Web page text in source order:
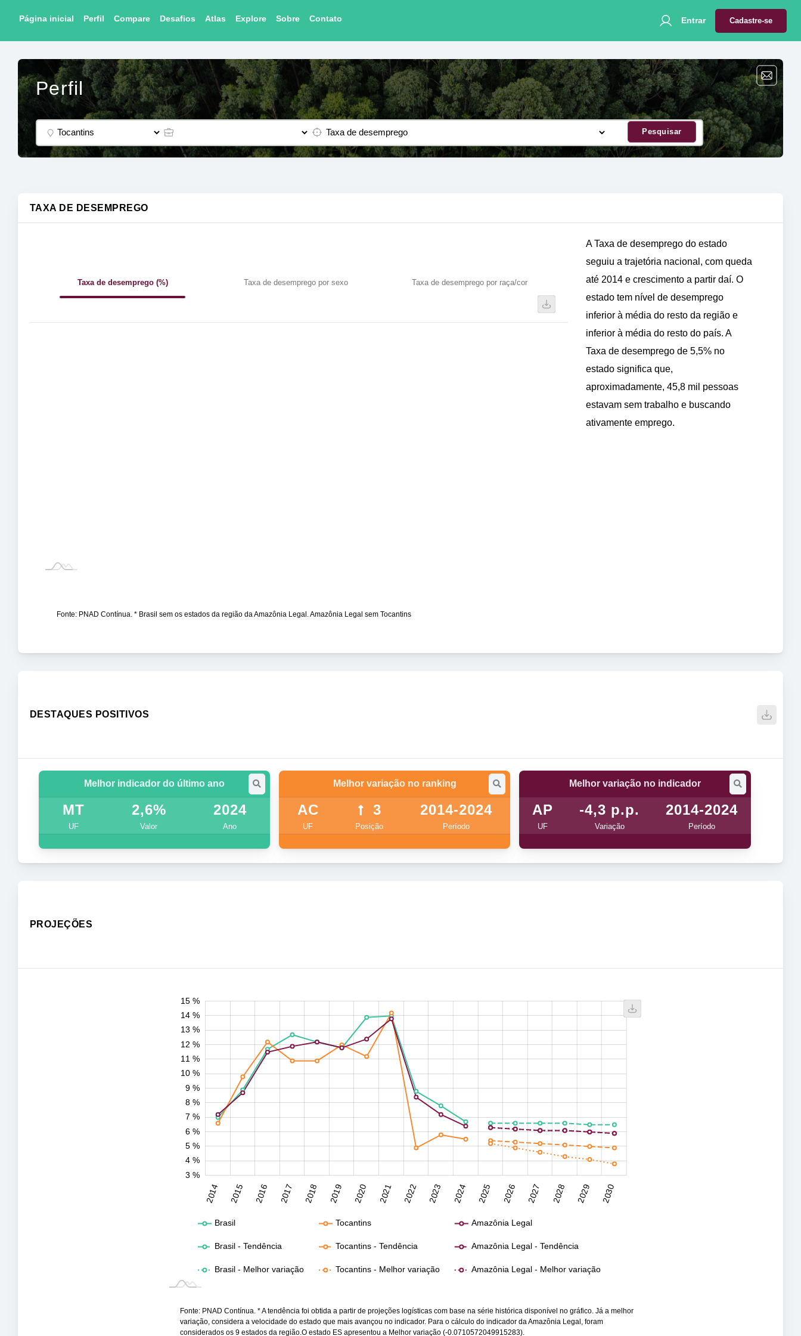
Página inicial Perfil Compare Desafios Atlas Explore Sobre Contato Entrar Cadastre-se
Perfil
Pesquisar
TAXA DE DESEMPREGO
Taxa de desemprego (%) Taxa de desemprego por sexo Taxa de desemprego por raça/cor
Fonte: PNAD Contínua. * Brasil sem os estados da região da Amazônia Legal. Amazônia Legal sem Tocantins
A Taxa de desemprego do estado
seguiu a trajetória nacional, com queda
até 2014 e crescimento a partir daí. O
estado tem nível de desemprego
inferior à média do resto da região e
inferior à média do resto do país. A
Taxa de desemprego de 5,5% no
estado significa que,
aproximadamente, 45,8 mil pessoas
estavam sem trabalho e buscando
ativamente emprego.
DESTAQUES POSITIVOS
Melhor indicador do último ano
MT
UF
2,6%
Valor
2024
Ano
Melhor variação no ranking
AC
UF
3
Posição
2014-2024
Período
Melhor variação no indicador
AP
UF
-4,3 p.p.
Variação
2014-2024
Período
PROJEÇÕES
10 %
3 %
4 %
5 %
6 %
7 %
8 %
9 %
10 %
11 %
12 %
13 %
14 %
15 %
2014 2015 2016 2017 2018 2019 2020 2021 2022 2023 2024 2025 2026 2027 2028 2029 2030
2031
2032
Brasil Tocantins Amazônia Legal
Brasil - Tendência Tocantins - Tendência Amazônia Legal - Tendência
Brasil - Melhor variação Tocantins - Melhor variação Amazônia Legal - Melhor variação
Fonte: PNAD Contínua. * A tendência foi obtida a partir de projeções logísticas com base na série histórica disponível no gráfico. Já a melhor
variação, considera a velocidade do estado que mais avançou no indicador. Para o cálculo do indicador da Amazônia Legal, foram
considerados os 9 estados da região.O estado ES apresentou a Melhor variação (-0.0710572049915283).